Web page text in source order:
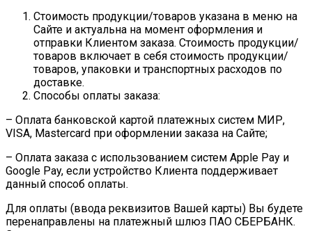
Стоимость продукции/товаров указана в меню на
Сайте и актуальна на момент оформления и
отправки Клиентом заказа. Стоимость продукции/
товаров включает в себя стоимость продукции/
товаров, упаковки и транспортных расходов по
доставке.
Способы оплаты заказа:
– Оплата банковской картой платежных систем МИР,
VISA, Mastercard при оформлении заказа на Сайте;
– Оплата заказа с использованием систем Apple Pay и
Google Pay, если устройство Клиента поддерживает
данный способ оплаты.
Для оплаты (ввода реквизитов Вашей карты) Вы будете
перенаправлены на платежный шлюз ПАО СБЕРБАНК.